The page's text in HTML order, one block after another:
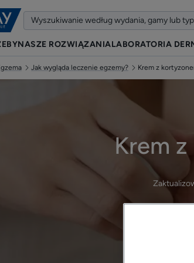
NASZE ROZWIĄZANIALABORATORIA
Jak wygląda leczenie egzemy? Krem z
Krem